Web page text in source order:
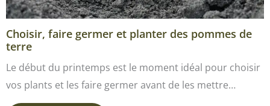
Choisir, faire germer et planter des pommes de
terre
Le début du printemps est le moment idéal pour choisir
vos plants et les faire germer avant de les mettre…